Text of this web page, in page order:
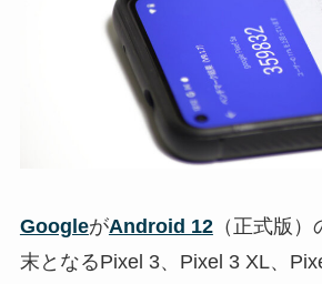
GoogleがAndroid 12（正式版）
末となるPixel 3、Pixel 3 XL、